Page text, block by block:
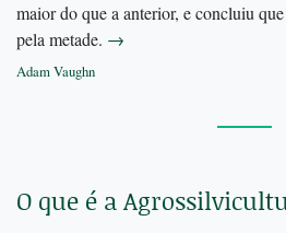
maior do que a anterior, e concluiu
pela metade. →
Adam Vaughn
O que é a